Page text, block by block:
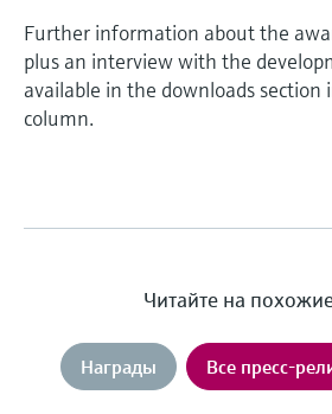
Further information about the
plus an interview with the
available in the downloads
column.
Читайте на
Награды Все пресс-